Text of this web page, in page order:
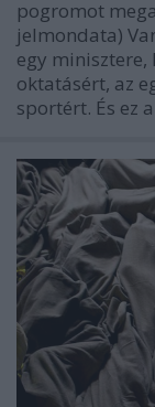
pogromot
jelmondata)
egy minisztere,
oktatásért, az
sportért. És ez